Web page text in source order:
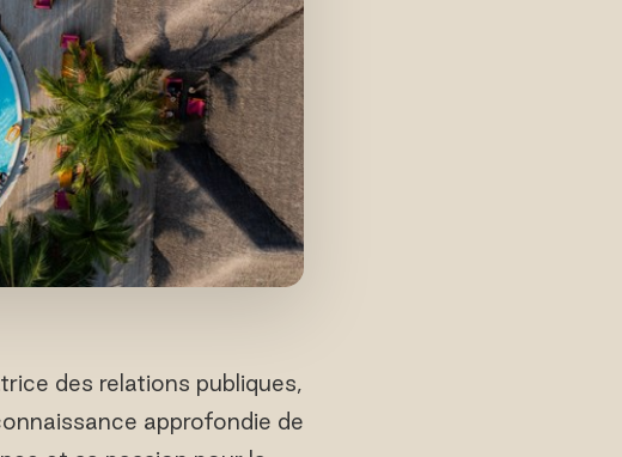
des relations publiques,
approfondie de